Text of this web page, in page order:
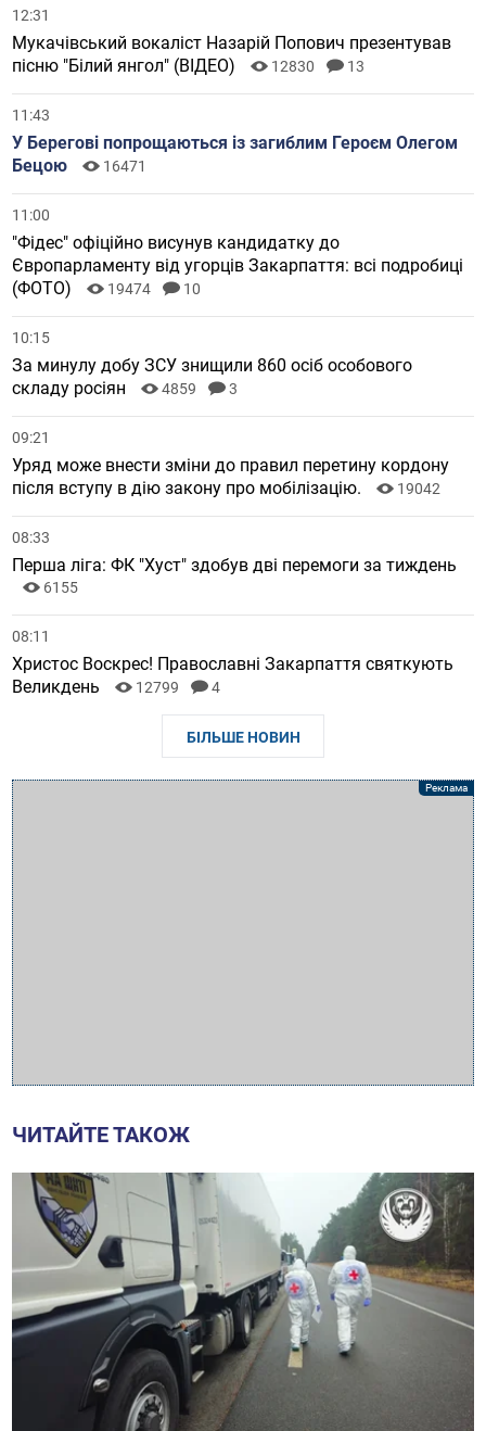
12:31
Мукачівський вокаліст Назарій Попович презентував
пісню "Білий янгол" (ВІДЕО)
12830 13
11:43
У Берегові попрощаються із загиблим Героєм Олегом
Бецою
16471
11:00
"Фідес" офіційно висунув кандидатку до
Європарламенту від угорців Закарпаття: всі подробиці
(ФОТО)
19474 10
10:15
За минулу добу ЗСУ знищили 860 осіб особового
складу росіян
4859 3
09:21
Уряд може внести зміни до правил перетину кордону
після вступу в дію закону про мобілізацію.
19042
08:33
Перша ліга: ФК "Хуст" здобув дві перемоги за тиждень
6155
08:11
Христос Воскрес! Православні Закарпаття святкують
Великдень
12799 4
БІЛЬШЕ НОВИН
ЧИТАЙТЕ ТАКОЖ